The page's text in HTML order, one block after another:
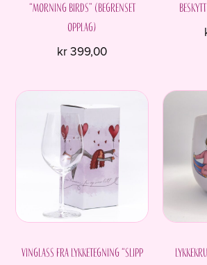
“Morning Birds” (begrenset
opplag)
kr399,00
Vinglass fra Lykketegning “Slipp